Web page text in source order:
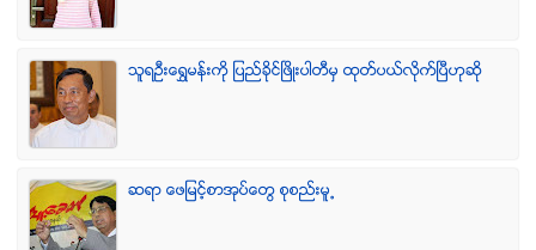
သူရဦးေရႊမန္းကို ျပည္ခိုင္ျဖိဳးပါတီမွ ထုတ္ပယ္လိုက္ျပီဟုဆို
ဆရာ ေဖျမင့္စာအုပ္ေတြ စုစည္းမူ႕